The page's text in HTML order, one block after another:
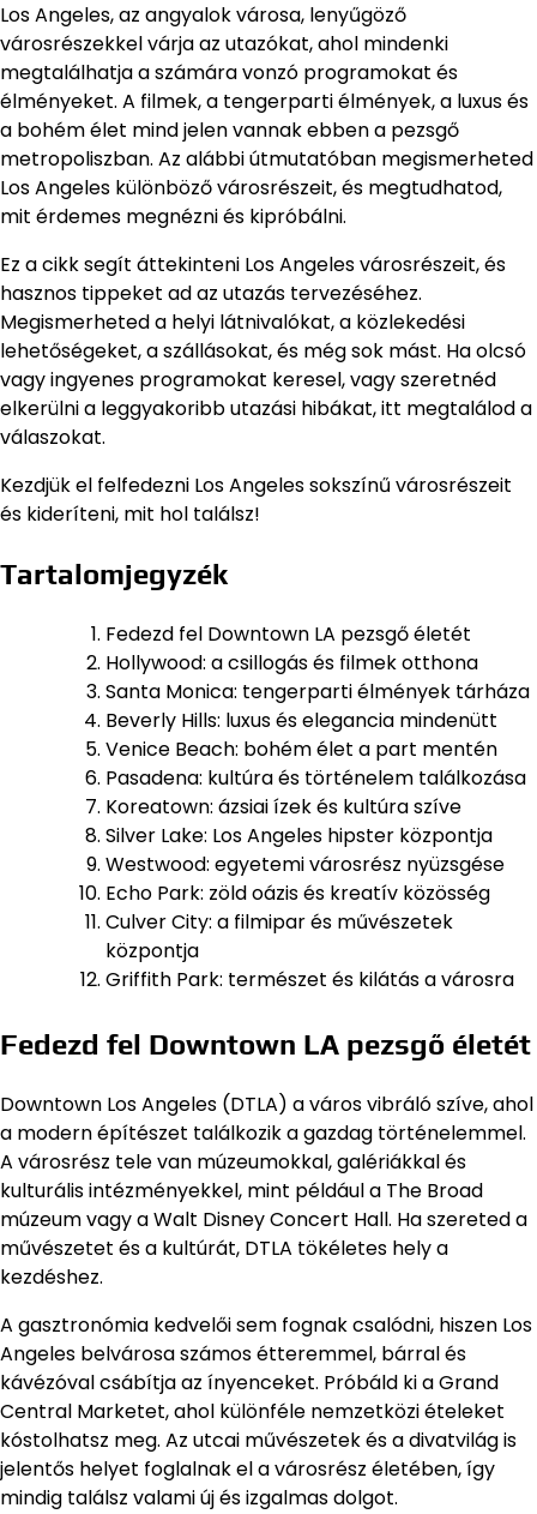
Los Angeles, az angyalok városa, lenyűgöző
városrészekkel várja az utazókat, ahol mindenki
megtalálhatja a számára vonzó programokat és
élményeket. A filmek, a tengerparti élmények, a luxus és
a bohém élet mind jelen vannak ebben a pezsgő
metropoliszban. Az alábbi útmutatóban megismerheted
Los Angeles különböző városrészeit, és megtudhatod,
mit érdemes megnézni és kipróbálni.
Ez a cikk segít áttekinteni Los Angeles városrészeit, és
hasznos tippeket ad az utazás tervezéséhez.
Megismerheted a helyi látnivalókat, a közlekedési
lehetőségeket, a szállásokat, és még sok mást. Ha olcsó
vagy ingyenes programokat keresel, vagy szeretnéd
elkerülni a leggyakoribb utazási hibákat, itt megtalálod a
válaszokat.
Kezdjük el felfedezni Los Angeles sokszínű városrészeit
és kideríteni, mit hol találsz!
Tartalomjegyzék
Fedezd fel Downtown LA pezsgő életét
Hollywood: a csillogás és filmek otthona
Santa Monica: tengerparti élmények tárháza
Beverly Hills: luxus és elegancia mindenütt
Venice Beach: bohém élet a part mentén
Pasadena: kultúra és történelem találkozása
Koreatown: ázsiai ízek és kultúra szíve
Silver Lake: Los Angeles hipster központja
Westwood: egyetemi városrész nyüzsgése
Echo Park: zöld oázis és kreatív közösség
Culver City: a filmipar és művészetek
központja
Griffith Park: természet és kilátás a városra
Fedezd fel Downtown LA pezsgő életét
Downtown Los Angeles (DTLA) a város vibráló szíve, ahol
a modern építészet találkozik a gazdag történelemmel.
A városrész tele van múzeumokkal, galériákkal és
kulturális intézményekkel, mint például a The Broad
múzeum vagy a Walt Disney Concert Hall. Ha szereted a
művészetet és a kultúrát, DTLA tökéletes hely a
kezdéshez.
A gasztronómia kedvelői sem fognak csalódni, hiszen Los
Angeles belvárosa számos étteremmel, bárral és
kávézóval csábítja az ínyenceket. Próbáld ki a Grand
Central Marketet, ahol különféle nemzetközi ételeket
kóstolhatsz meg. Az utcai művészetek és a divatvilág is
jelentős helyet foglalnak el a városrész életében, így
mindig találsz valami új és izgalmas dolgot.